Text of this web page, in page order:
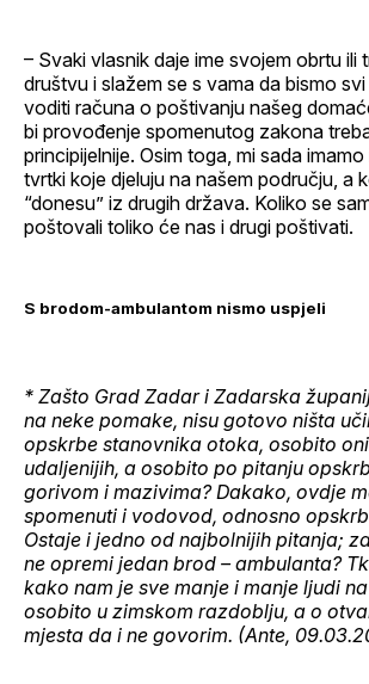
– Svaki vlasnik daje ime svojem obrtu ili
društvu i slažem se s vama da bismo
voditi računa o poštivanju našeg
bi provođenje spomenutog zakona
principijelnije. Osim toga, mi sada
tvrtki koje djeluju na našem području, a
“donesu” iz drugih država. Koliko se
poštovali toliko će nas i drugi poštivati.
S brodom-ambulantom nismo uspjeli
* Zašto Grad Zadar i Zadarska
na neke pomake, nisu gotovo ništa
opskrbe stanovnika otoka, osobito
udaljenijih, a osobito po pitanju
gorivom i mazivima? Dakako, ovdje
spomenuti i vodovod, odnosno
Ostaje i jedno od najbolnijih pitanja;
ne opremi jedan brod – ambulanta?
kako nam je sve manje i manje ljudi
osobito u zimskom razdoblju, a o
mjesta da i ne govorim. (Ante,